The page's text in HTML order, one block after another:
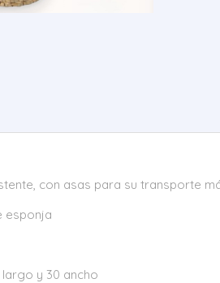
con asas para su transporte
esponja
largo y 30 ancho